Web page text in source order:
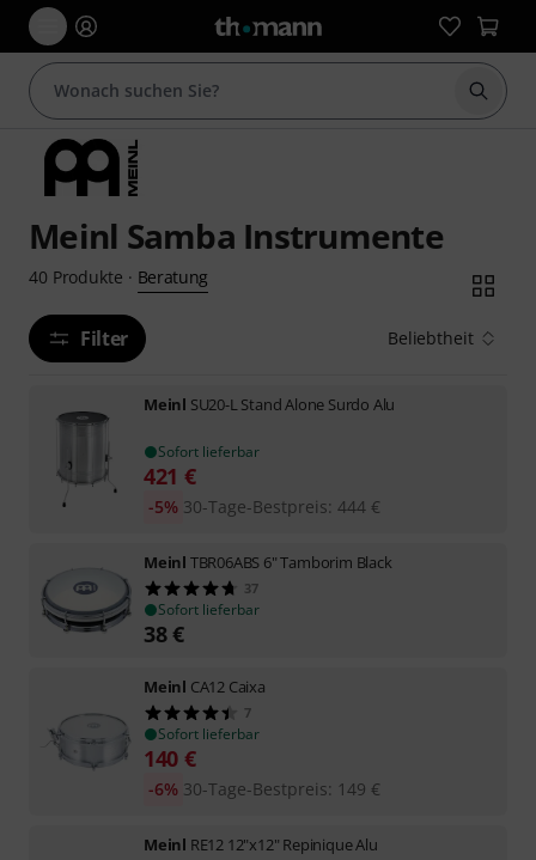
Suche
Meinl Samba Instrumente
40 Produkte · Beratung
Filter Beliebtheit
Meinl SU20-L Stand Alone Surdo Alu
Sofort lieferbar
421 €
30-Tage-Bestpreis: 444 €
-5%
Meinl TBR06ABS 6" Tamborim Black
37
Sofort lieferbar
38€
Meinl CA12 Caixa
7
Sofort lieferbar
140 €
30-Tage-Bestpreis: 149 €
-6%
Meinl RE12 12"x12" Repinique Alu